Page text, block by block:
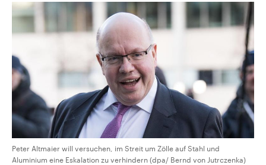
Peter Altmaier will versuchen, im Streit um Zölle auf Stahl und
Aluminium eine Eskalation zu verhindern (dpa/ Bernd von Jutrczenka)